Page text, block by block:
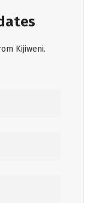
Kijiweni.